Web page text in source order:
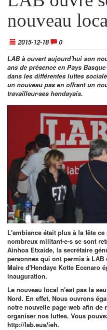
nouveau
2015-12-18
0
LAB à ouvert aujourd'hui son
ans de présence en Pays
dans les différentes luttes
un nouveau pas en offrant un
travailleur-ses hendayais.
L'ambiance était plus à la fête
nombreux militant-e-s se sont
Ainhoa Etxaide, la secrétaire
personnes qui ont permis à
Maire d'Hendaye Kotte Ecenaro
inauguration.
Le nouveau local n'est pas la
Nord. En effet, Nous ouvrons
notre nouvelle page web afin
organiser nos luttes. Vous
http://lab.eus/ieh.